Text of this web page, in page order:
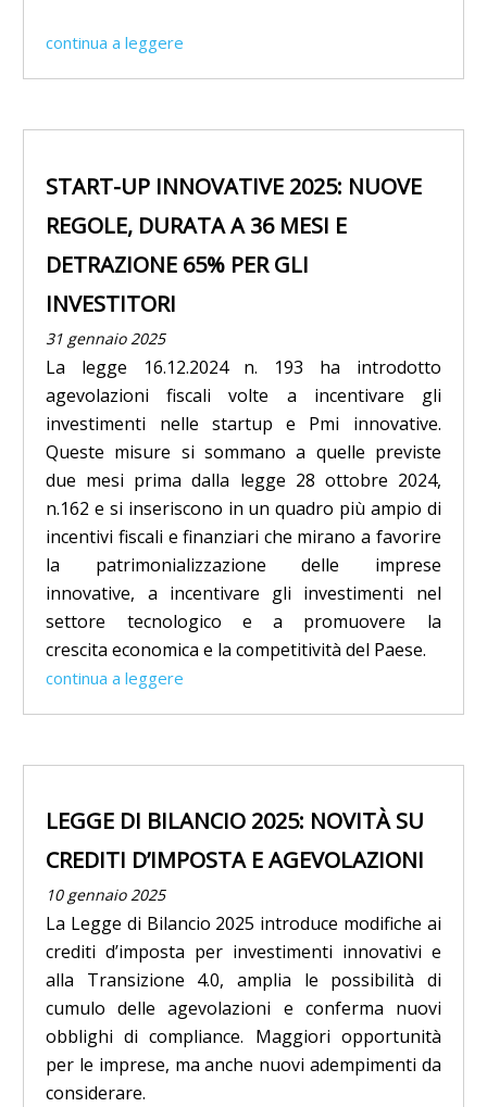
continua a leggere
START-UP INNOVATIVE 2025: NUOVE
REGOLE, DURATA A 36 MESI E
DETRAZIONE 65% PER GLI
INVESTITORI
31 gennaio 2025
La legge 16.12.2024 n. 193 ha introdotto
agevolazioni fiscali volte a incentivare gli
investimenti nelle startup e Pmi innovative.
Queste misure si sommano a quelle previste
due mesi prima dalla legge 28 ottobre 2024,
n.162 e si inseriscono in un quadro più ampio di
incentivi fiscali e finanziari che mirano a favorire
la patrimonializzazione delle imprese
innovative, a incentivare gli investimenti nel
settore tecnologico e a promuovere la
crescita economica e la competitività del Paese.
continua a leggere
LEGGE DI BILANCIO 2025: NOVITÀ SU
CREDITI D’IMPOSTA E AGEVOLAZIONI
10 gennaio 2025
La Legge di Bilancio 2025 introduce modifiche ai
crediti d’imposta per investimenti innovativi e
alla Transizione 4.0, amplia le possibilità di
cumulo delle agevolazioni e conferma nuovi
obblighi di compliance. Maggiori opportunità
per le imprese, ma anche nuovi adempimenti da
considerare.